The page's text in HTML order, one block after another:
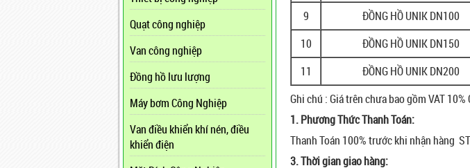
Quạt công nghiệp
Van công nghiệp
Đồng hồ lưu lượng
Máy bơm Công Nghiệp
Van điều khiển khí nén, điều
khiển điện
9
ĐỒNG HỒ UNIK DN100
10
ĐỒNG HỒ UNIK DN150
11
ĐỒNG HỒ UNIK DN200
Ghi chú : Giá trên chưa bao gồm VAT
1. Phương Thức Thanh Toán:
Thanh Toán 100% trước khi nhận hàng
3. Thời gian giao hàng: